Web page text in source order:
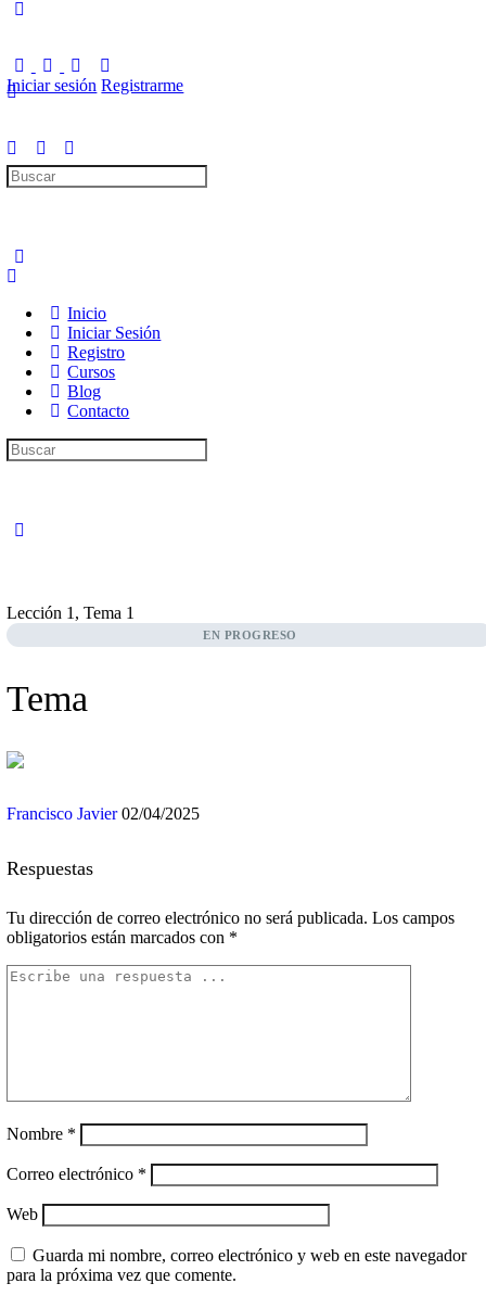
Iniciar sesión Registrarme
Inicio
Iniciar Sesión
Registro
Cursos
Blog
Contacto
Lección 1, Tema 1
EN PROGRESO
Tema
Francisco Javier02/04/2025
Respuestas
Tu dirección de correo electrónico no será publicada. Los campos
obligatorios están marcados con *
Nombre *
Correo electrónico *
Web
Guarda mi nombre, correo electrónico y web en este navegador
para la próxima vez que comente.